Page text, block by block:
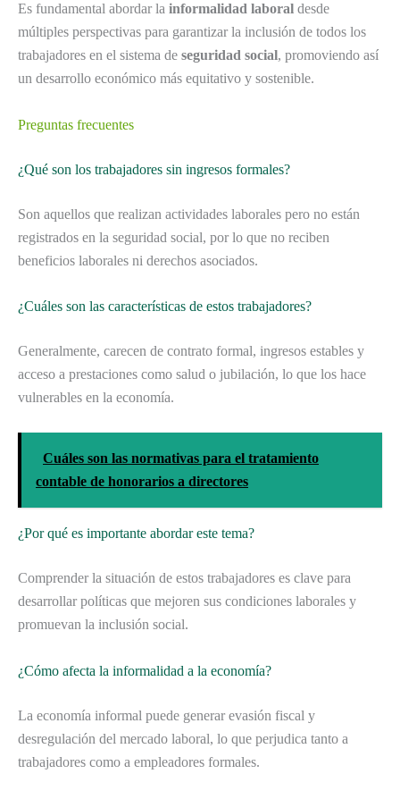
Es fundamental abordar la informalidad laboral desde
múltiples perspectivas para garantizar la inclusión de todos los
trabajadores en el sistema de seguridad social, promoviendo así
un desarrollo económico más equitativo y sostenible.
Preguntas frecuentes
¿Qué son los trabajadores sin ingresos formales?
Son aquellos que realizan actividades laborales pero no están
registrados en la seguridad social, por lo que no reciben
beneficios laborales ni derechos asociados.
¿Cuáles son las características de estos trabajadores?
Generalmente, carecen de contrato formal, ingresos estables y
acceso a prestaciones como salud o jubilación, lo que los hace
vulnerables en la economía.
Cuáles son las normativas para el tratamiento
contable de honorarios a directores
¿Por qué es importante abordar este tema?
Comprender la situación de estos trabajadores es clave para
desarrollar políticas que mejoren sus condiciones laborales y
promuevan la inclusión social.
¿Cómo afecta la informalidad a la economía?
La economía informal puede generar evasión fiscal y
desregulación del mercado laboral, lo que perjudica tanto a
trabajadores como a empleadores formales.